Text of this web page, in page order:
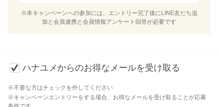
※本キャンペーンへの参加には、エントリー完了後にLINE友だち追
加と会員連携と会員情報アンケート回答が必要です
ハナユメからのお得なメールを受け取る
※不要な方はチェックを外してください
※キャンペーンエントリーをする場合、お得なメールを受け取ることが応募